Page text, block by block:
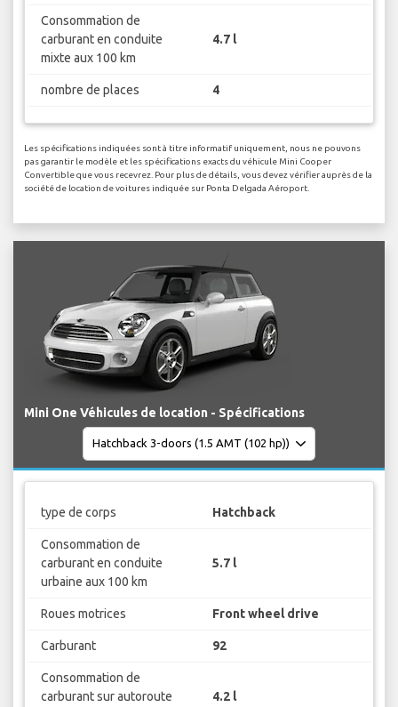
Consommation de
carburant en conduite
mixte aux 100 km
4.7 l
nombre de places 4
Les spécifications indiquées sont à titre informatif uniquement, nous ne pouvons
pas garantir le modèle et les spécifications exacts du véhicule Mini Cooper
Convertible que vous recevrez. Pour plus de détails, vous devez vérifier auprès de la
société de location de voitures indiquée sur Ponta Delgada Aéroport.
Mini One Véhicules de location - Spécifications
type de corps Hatchback
Consommation de
carburant en conduite
urbaine aux 100 km
5.7 l
Roues motrices Front wheel drive
Carburant 92
Consommation de
carburant sur autoroute
4.2 l